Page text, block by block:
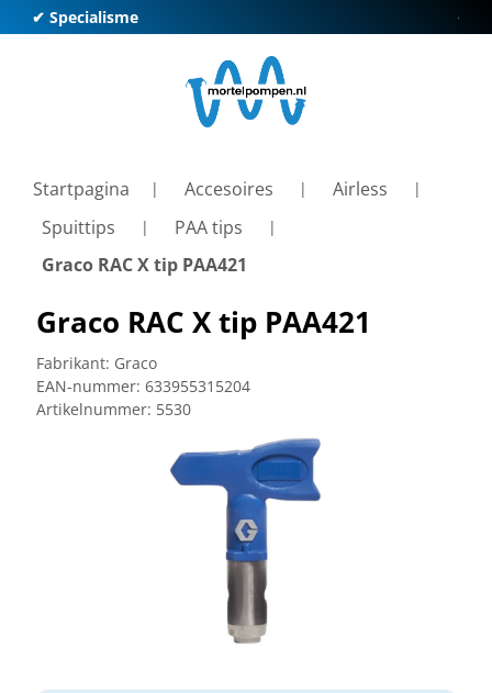
✔ Specialisme ✔
Startpagina Accesoires
Airless
Spuittips
PAA tips
Graco RAC X tip PAA421
Graco RAC X tip PAA421
Fabrikant: Graco
EAN-nummer: 633955315204
Artikelnummer: 5530